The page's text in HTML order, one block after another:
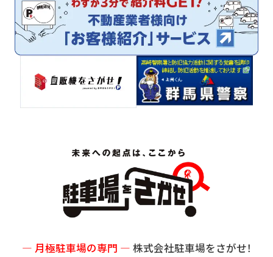
サイトマップ
プライバシーポリシー
― 月極駐車場の専門 ― 株式会社駐車場をさがせ！